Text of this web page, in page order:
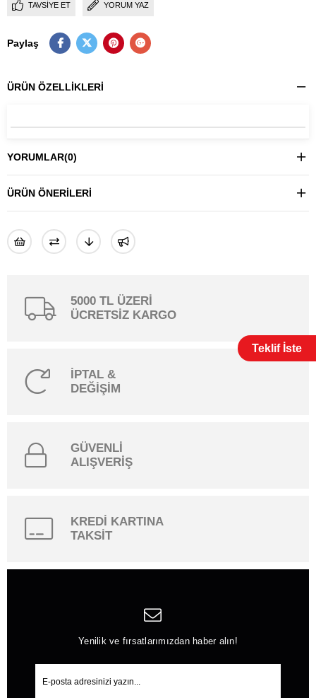
Teklif İste
TAVSIYE ET YORUM YAZ
Paylaş
ÜRÜN ÖZELLIKLERI
YORUMLAR(0)
ÜRÜN ÖNERILERI
5000 TL ÜZERİ
ÜCRETSİZ KARGO
İPTAL &
DEĞİŞİM
GÜVENLİ
ALIŞVERİŞ
KREDİ KARTINA
TAKSİT
Yenilik ve fırsatlarımızdan haber alın!